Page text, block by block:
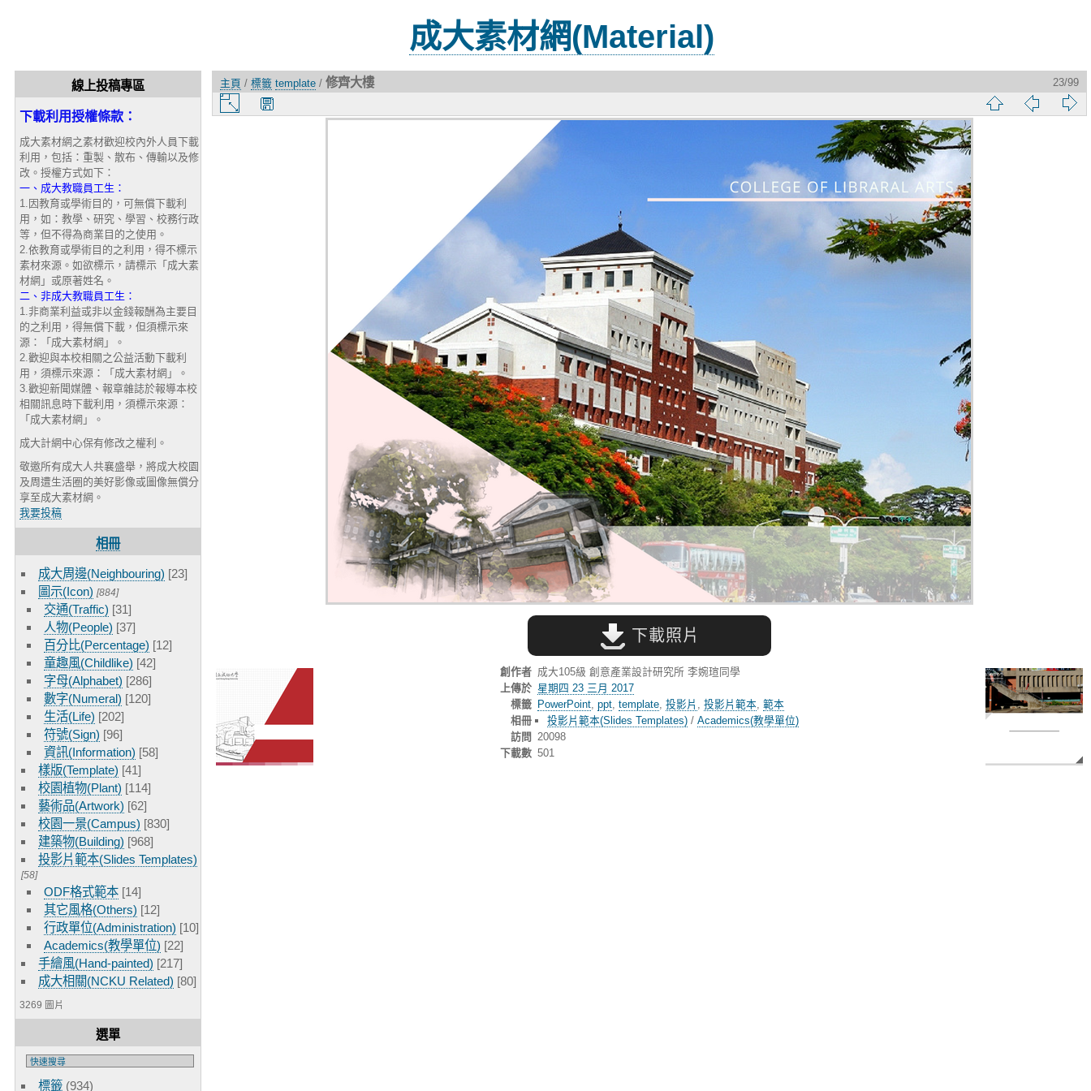
成大素材網(Material)
線上投稿專區
下載利用授權條款：
成大素材網之素材歡迎校內外人員下載
利用，包括：重製、散布、傳輸以及修
改。授權方式如下：
一、成大教職員工生：
1.因教育或學術目的，可無償下載利
用，如：教學、研究、學習、校務行政
等，但不得為商業目的之使用。
2.依教育或學術目的之利用，得不標示
素材來源。如欲標示，請標示「成大素
材網」或原著姓名。
二、非成大教職員工生：
1.非商業利益或非以金錢報酬為主要目
的之利用，得無償下載，但須標示來
源：「成大素材網」。
2.歡迎與本校相關之公益活動下載利
用，須標示來源：「成大素材網」。
3.歡迎新聞媒體、報章雜誌於報導本校
相關訊息時下載利用，須標示來源：
「成大素材網」。
成大計網中心保有修改之權利。
敬邀所有成大人共襄盛舉，將成大校園
及周遭生活圈的美好影像或圖像無償分
享至成大素材網。
我要投稿
相冊
成大周邊(Neighbouring) [23]
圖示(Icon) [884]
交通(Traffic) [31]
人物(People) [37]
百分比(Percentage) [12]
童趣風(Childlike) [42]
字母(Alphabet) [286]
數字(Numeral) [120]
生活(Life) [202]
符號(Sign) [96]
資訊(Information) [58]
樣版(Template) [41]
校園植物(Plant) [114]
藝術品(Artwork) [62]
校園一景(Campus) [830]
建築物(Building) [968]
投影片範本(Slides Templates)
[58]
ODF格式範本 [14]
其它風格(Others) [12]
行政單位(Administration) [10]
Academics(教學單位) [22]
手繪風(Hand-painted) [217]
成大相關(NCKU Related) [80]
3269 圖片
選單
標籤 (934)
主頁 / 標籤 template / 修齊大樓
23/99
略
頁
一
片
下載照片
創作者 成大105級 創意產業設計研究所 李婉瑄同學
上傳於 星期四 23 三月 2017
標籤 PowerPoint, ppt, template, 投影片 投影片範本, 範本
相冊
投影片範本(Slides Templates) /Academics(教學單位)
訪問
20098
下載數 501